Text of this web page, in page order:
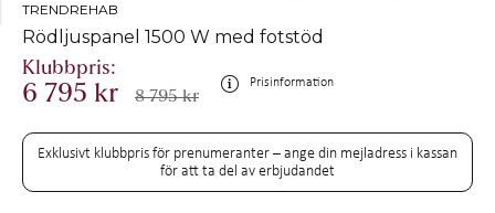
TRENDREHAB
Rödljuspanel 1500 W med fotstöd
6 795 kr 8 795 kr
Prisinformation
Exklusivt klubbpris för prenumeranter – ange din mejladress i kassan
för att ta del av erbjudandet